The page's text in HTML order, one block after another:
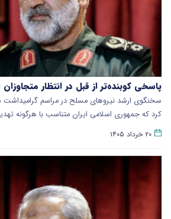
پاسخی کوبنده‌تر از قبل در انتظار
کرد که جمهوری اسلامی ایران متناسب با هرگونه
۲۰ خرداد ۱۴۰۵